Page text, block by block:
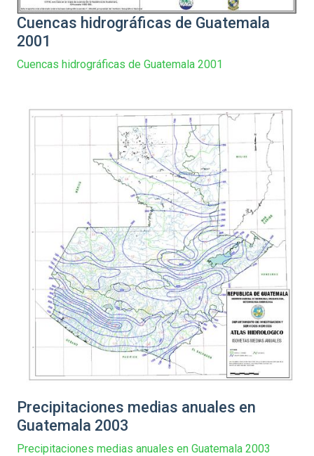
Cuencas hidrográficas de Guatemala
2001
Cuencas hidrográficas de Guatemala 2001
Precipitaciones medias anuales en
Guatemala 2003
Precipitaciones medias anuales en Guatemala 2003